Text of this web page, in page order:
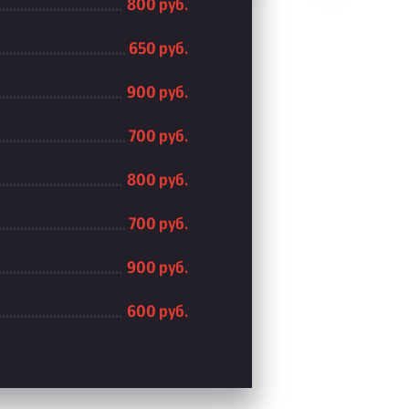
800 руб.
650 руб.
900 руб.
700 руб.
800 руб.
700 руб.
900 руб.
600 руб.